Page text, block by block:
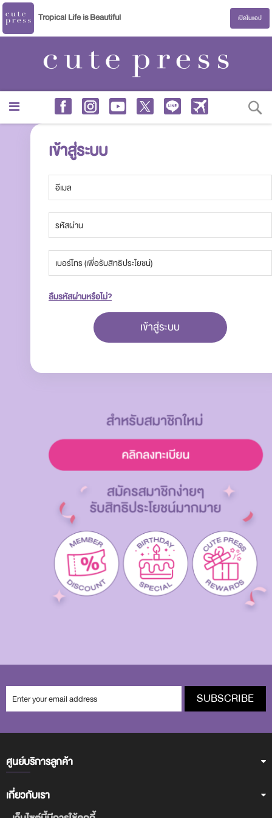
Tropical Life is Beautiful เปิดในแอป
เข้าสู่ระบบ
ลืมรหัสผ่านหรือไม่?
เข้าสู่ระบบ
SUBSCRIBE
ศูนย์บริการลูกค้า
เกี่ยวกับเรา